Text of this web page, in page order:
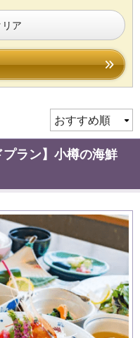
ア
プラン】小樽の海鮮